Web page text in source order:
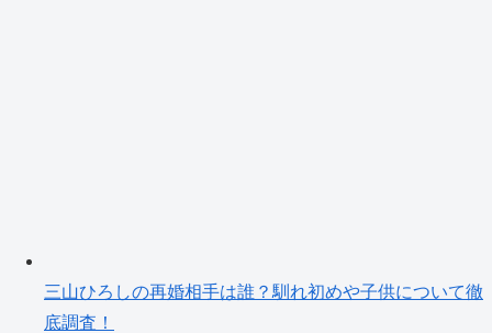
三山ひろしの再婚相手は誰？馴れ初めや子供について徹
底調査！